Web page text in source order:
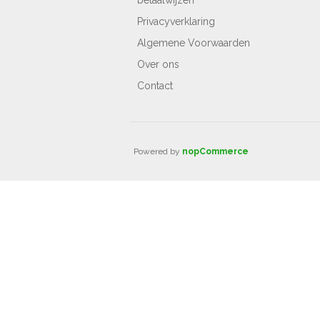
Privacyverklaring
Algemene Voorwaarden
Over ons
Contact
Powered by nopCommerce